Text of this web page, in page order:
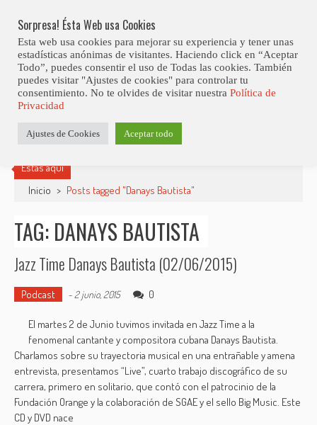
content
Club Contest.
Estás aquí
Inicio > Posts tagged "Danays Bautista"
TAG: DANAYS BAUTISTA
Jazz Time Danays Bautista (02/06/2015)
Podcast - 2 junio, 2015 0
El martes 2 de Junio tuvimos invitada en Jazz Time a la
fenomenal cantante y compositora cubana Danays Bautista.
Charlamos sobre su trayectoria musical en una entrañable y amena
entrevista, presentamos “Live”, cuarto trabajo discográfico de su
carrera, primero en solitario, que contó con el patrocinio de la
Fundación Orange y la colaboración de SGAE y el sello Big Music. Este
CD y DVD nace
Sorpresa! Ésta Web usa Cookies
Esta web usa cookies para mejorar su experiencia y tener unas
estadísticas anónimas de visitantes. Haciendo click en “Aceptar
Todo”, puedes consentir el uso de Todas las cookies. También
puedes visitar "Ajustes de cookies" para controlar tu
consentimiento. No te olvides de visitar nuestra Política de
Privacidad
Ajustes de Cookies Aceptar todo